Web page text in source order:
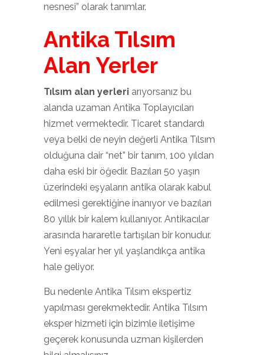
nesnesi” olarak tanımlar.
Antika Tılsım
Alan Yerler
Tılsım alan yerleri arıyorsanız bu
alanda uzaman Antika Toplayıcıları
hizmet vermektedir. Ticaret standardı
veya belki de neyin değerli Antika Tılsım
olduğuna dair “net” bir tanım, 100 yıldan
daha eski bir öğedir. Bazıları 50 yaşın
üzerindeki eşyaların antika olarak kabul
edilmesi gerektiğine inanıyor ve bazıları
80 yıllık bir kalem kullanıyor. Antikacılar
arasında hararetle tartışılan bir konudur.
Yeni eşyalar her yıl yaşlandıkça antika
hale geliyor.
Bu nedenle Antika Tılsım ekspertiz
yapılması gerekmektedir. Antika Tılsım
eksper hizmeti için bizimle iletişime
geçerek konusunda uzman kişilerden